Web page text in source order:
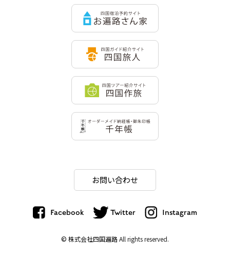
お問い合わせ
Facebook Twitter Instagram
© 株式会社四国遍路All rights reserved.